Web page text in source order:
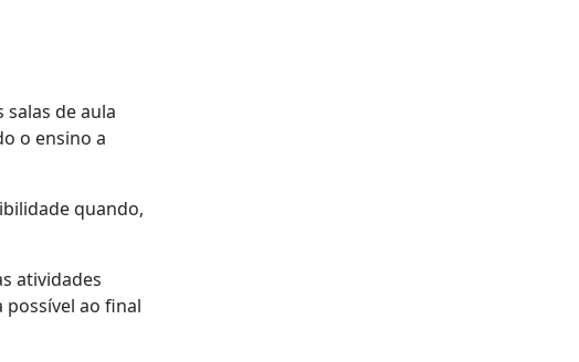
de aula
o ensino a
quando,
atividades
ao final